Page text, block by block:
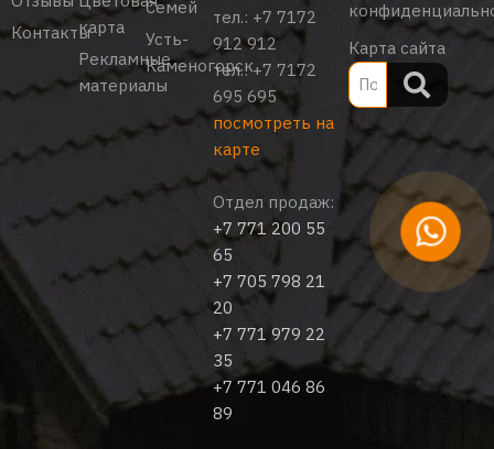
Контактыкарта
Рекламные
материалы
Семей
Усть-
Каменогорск
тел.: +7 7172
912 912
тел.:+7 7172
695 695
посмотреть на
карте
Отдел продаж:
+7 771 200 55
65
+7 705 798 21
20
+7 771 979 22
35
+7 771 046 86
89
Карта сайта